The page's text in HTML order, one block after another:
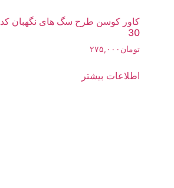
کاور کوسن طرح سگ های نگهبان کد
30
تومان ۲۷۵,۰۰۰
اطلاعات بیشتر